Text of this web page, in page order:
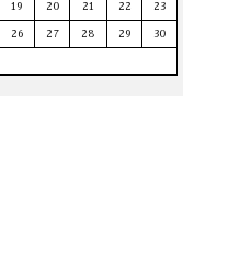
19 20 21 22 23
26 27 28 29 30